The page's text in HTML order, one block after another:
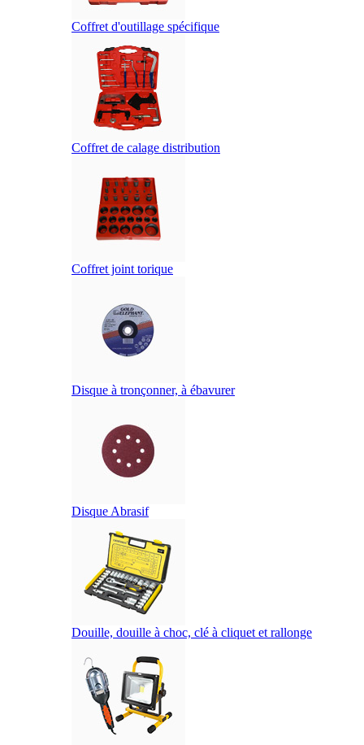
Coffret d'outillage spécifique
Coffret de calage distribution
Coffret joint torique
Disque à tronçonner, à ébavurer
Disque Abrasif
Douille, douille à choc, clé à cliquet et rallonge